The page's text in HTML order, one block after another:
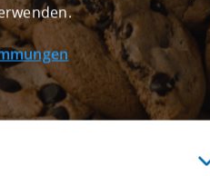
und vermittelnd an